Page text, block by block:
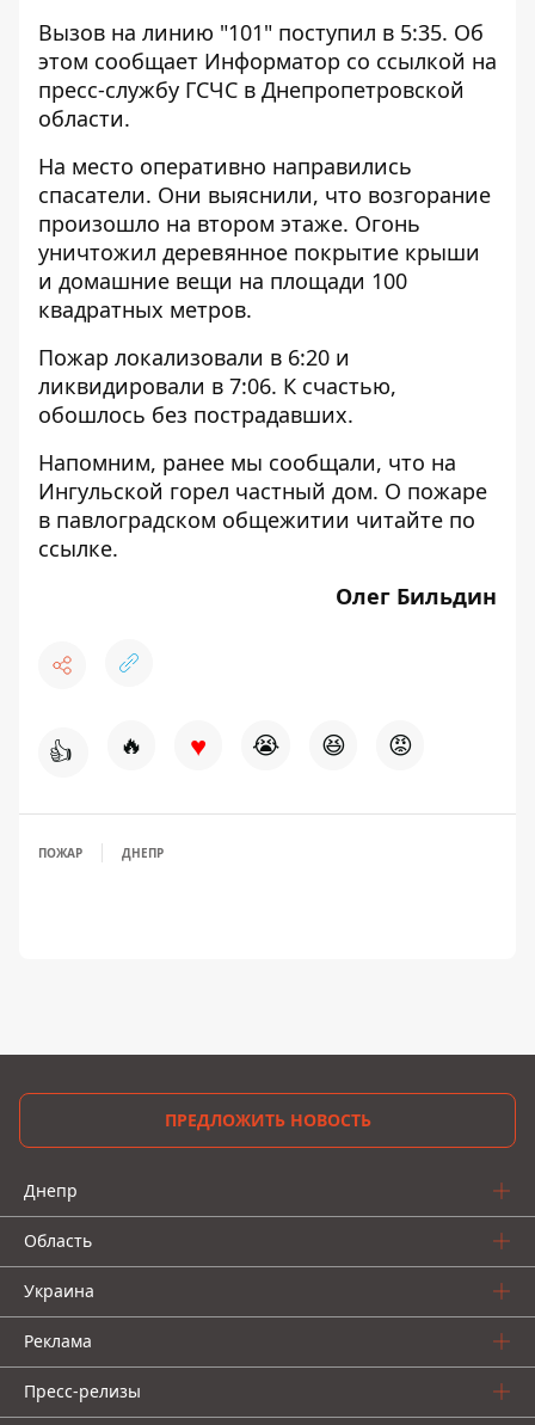
Вызов на линию "101" поступил в 5:35. Об
этом сообщает Информатор со ссылкой на
пресс-службу ГСЧС в Днепропетровской
области.
На место оперативно направились
спасатели. Они выяснили, что возгорание
произошло на втором этаже. Огонь
уничтожил деревянное покрытие крыши
и домашние вещи на площади 100
квадратных метров.
Пожар локализовали в 6:20 и
ликвидировали в 7:06. К счастью,
обошлось без пострадавших.
Напомним, ранее мы сообщали, что на
Ингульской горел частный дом. О пожаре
в павлоградском общежитии читайте по
ссылке.
Олег Бильдин
👍 🔥 ♥ 😭 😆 😡
ПОЖАР ДНЕПР
ПРЕДЛОЖИТЬ НОВОСТЬ
Днепр
Область
Украина
Реклама
Пресс-релизы